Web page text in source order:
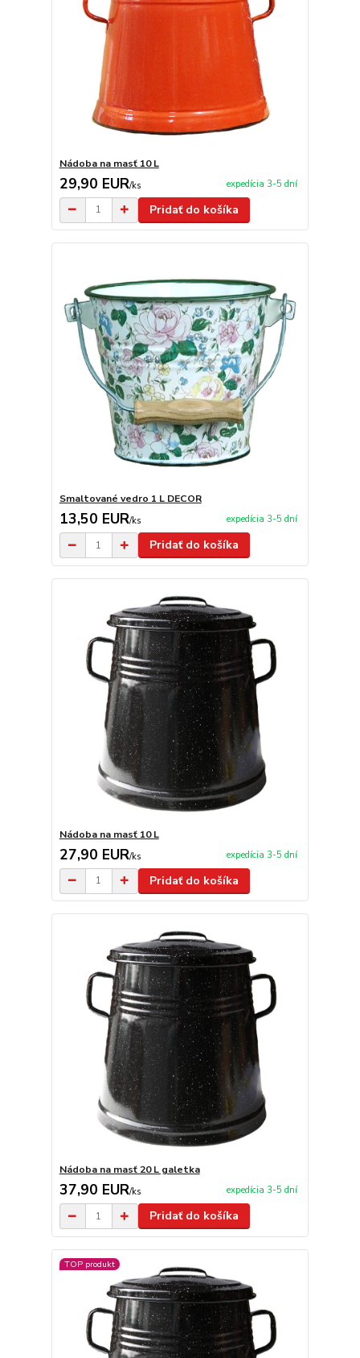
Nádoba na masť 10 L
29,90 EUR/ks expedícia 3-5 dní
Pridať do košíka
Smaltované vedro 1 L DECOR
13,50 EUR/ks expedícia 3-5 dní
Pridať do košíka
Nádoba na masť 10 L
27,90 EUR/ks expedícia 3-5 dní
Pridať do košíka
Nádoba na masť 20 L galetka
37,90 EUR/ks expedícia 3-5 dní
Pridať do košíka
TOP produkt